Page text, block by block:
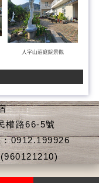
人字山莊庭院景觀
權路66-5號
0912.199926